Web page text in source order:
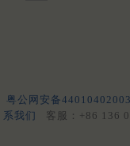
粤公网安备
系我们
客服：+86 136